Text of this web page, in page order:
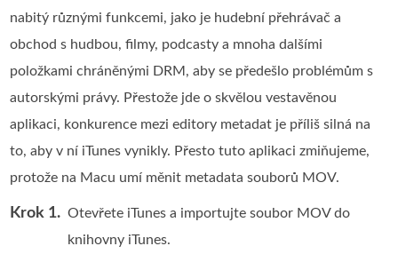
nabitý různými funkcemi, jako je hudební přehrávač a
obchod s hudbou, filmy, podcasty a mnoha dalšími
položkami chráněnými DRM, aby se předešlo problémům s
autorskými právy. Přestože jde o skvělou vestavěnou
aplikaci, konkurence mezi editory metadat je příliš silná na
to, aby v ní iTunes vynikly. Přesto tuto aplikaci zmiňujeme,
protože na Macu umí měnit metadata souborů MOV.
Krok 1. Otevřete iTunes a importujte soubor MOV do
knihovny iTunes.